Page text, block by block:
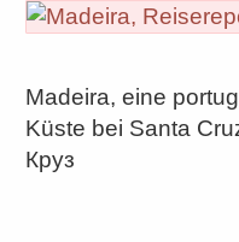
Madeira, eine
Küste bei Santa
Круз